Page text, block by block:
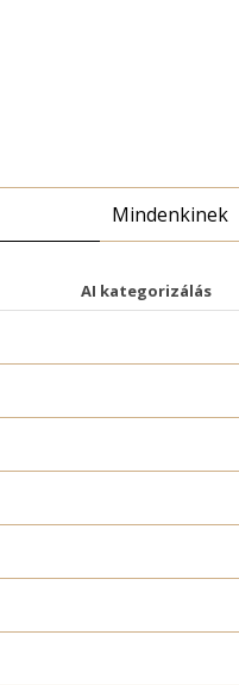
Mindenkinek
AI kategorizálás